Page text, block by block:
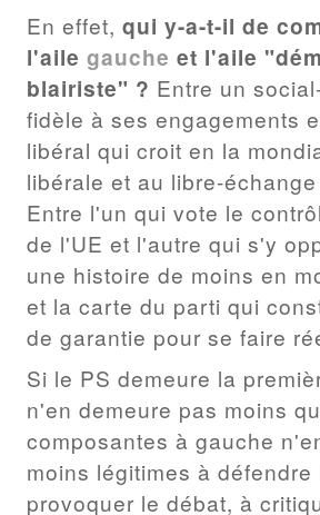
En effet, qui y-a-t-il de
l'aile gauche et l'aile
blairiste" ? Entre un
fidèle à ses engagements
libéral qui croit en la
libérale et au libre-
Entre l'un qui vote le
de l'UE et l'autre qui s'y
une histoire de moins en
et la carte du parti qui
de garantie pour se faire
Si le PS demeure la
n'en demeure pas moins
composantes à gauche
moins légitimes à
provoquer le débat, à